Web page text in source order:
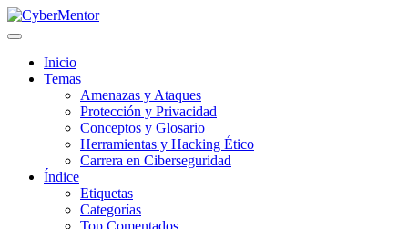
Inicio
Temas
Amenazas y Ataques
Protección y Privacidad
Conceptos y Glosario
Herramientas y Hacking Ético
Carrera en Ciberseguridad
Índice
Etiquetas
Categorías
Top Comentados